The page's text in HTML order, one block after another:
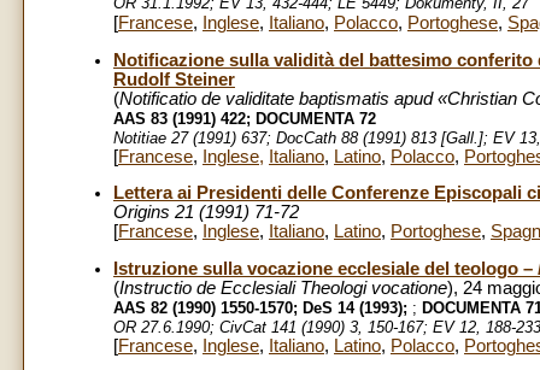
[Francese, Inglese, Italiano, Polacco, Portoghese,
Notificazione sulla validità del battesimo conferito
Rudolf Steiner
(Notificatio de validitate baptismatis apud «Christian
AAS 83 (1991) 422; DOCUMENTA 72
Notitiae 27 (1991) 637; DocCath 88 (1991) 813 [Gall.]; EV
[Francese, Inglese, Italiano, Latino, Polacco,
Lettera ai Presidenti delle Conferenze Episcopali
Origins 21 (1991) 71-72
[Francese, Inglese, Italiano, Latino, Portoghese,
Istruzione sulla vocazione ecclesiale del teologo –
(Instructio de Ecclesiali Theologi vocatione), 24
AAS 82 (1990) 1550-1570; DeS 14 (1993); ; DOCUMENTA
OR 27.6.1990; CivCat 141 (1990) 3, 150-167; EV 12, 188-
[Francese, Inglese, Italiano, Latino, Polacco,